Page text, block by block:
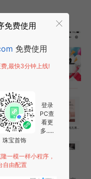
法
免费使用
免费使用
,最快3分钟上线!
珠宝首饰
登录
PC查
看更
多.....
一模一样小程序，
自由配置